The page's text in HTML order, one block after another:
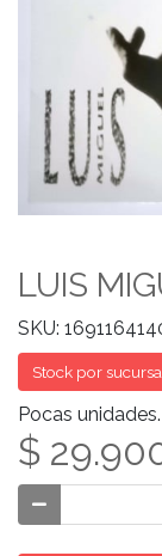
LUIS
SKU:
Stock por
Pocas unidades.
$